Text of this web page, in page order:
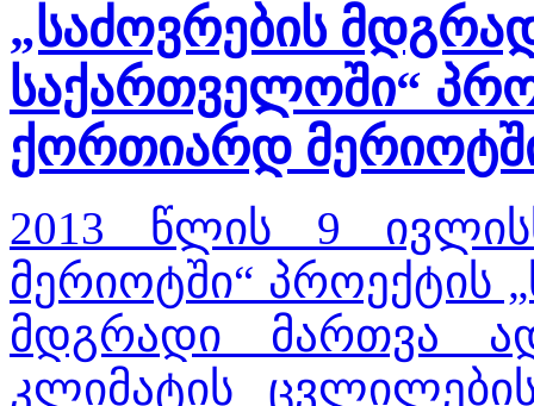
„საძოვრების
საქართველოში“
ქორთიარდ
2013 წლის 9
მერიოტში“ პროექტის
მდგრადი მართვა
კლიმატის